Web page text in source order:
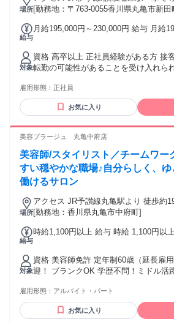
場所駅
[勤務地：〒763-0055香川県丸亀市新田
給与
月給195,000円～230,000円 給与 月給
万円加算 試用期間(3か月)※給与条件変更なし 【想
280万円～330万円 昇給あり (年1回/昇給評価による) 賞与あり
(年2回/7月･12月)
対象
資格 高卒以上 正社員経験がある方 接
転勤の可能性があることを受け入れら
でお仕事を お探しの方も歓迎
雇用形態： 正社員
お気に入り
美容プラージュ 丸亀中府店
美容師/スタイリスト／チームワー
すい穏やかな職場♪自分らしく、ゆ
働けるサロン
場所
アクセス JR予讃線丸亀駅より 徒歩約
[勤務地：香川県丸亀市中府町]
給与
時給1,100円以上 給与 時給 1,100円以上 研修中 時給 1,100
対象
資格 美容師免許 定年制60歳（延長雇
迎！ ブランクOK 学歴不問！ミドル活
店・ヘアカラー専門店・美容サロンな
スタイリスト、ヘアセット、ヘッドス
雇用形態： アルバイト・パート
お気に入り